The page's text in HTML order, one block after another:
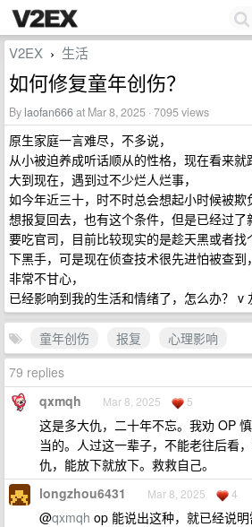
V2EX › 生活
如何修复童年创伤？
By laofan666at Mar 8, 2025 · 7095 views
原生家庭一言难尽，不多说，
从小被迫养成听话顺从的性格，现在看来
大到现在，遇到过不少烂人烂事，
如今年近三十，时不时总会想起小时候被欺
想报复回去，也有这个条件，但是已经过
要吃官司，目前比较现实的是趁天黑或者
下黑手，可是现在侦查技术很先进怕被查到
非常不甘心，
已经影响到我的生活和情绪了，怎么办？ v
童年创伤 报复
心理影响
79 replies
qxmqh Mar 8, 2025 5
这是多大仇，二十年不忘。我劝 OP
当的。人过这一辈子，不能老往后看
仇，能放下就放下。救救自己。
longzhou6431 Mar 8, 2025 4
@qxmqh op 能说出这种，就已经说